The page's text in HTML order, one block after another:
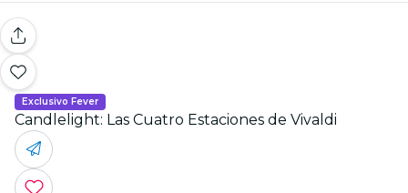
Exclusivo Fever
Candlelight: Las Cuatro Estaciones de Vivaldi